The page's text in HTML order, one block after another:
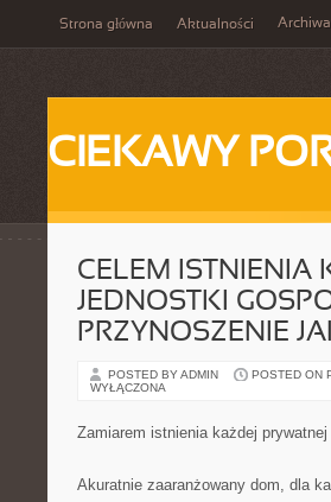
Strona główna Aktualności Archiwa
CIEKAWY
CELEM ISTNIENIA
JEDNOSTKI
PRZYNOSZENIE
POSTED BY ADMIN POSTED ON
WYŁĄCZONA
Zamiarem istnienia każdej
Akuratnie zaaranżowany dom, dla